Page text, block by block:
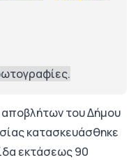
του Δήμου
κατασκευάσθηκε
εκτάσεως 90